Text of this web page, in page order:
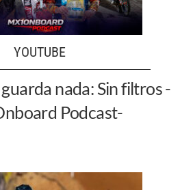
YOUTUBE
nada: Sin filtros -
Podcast-